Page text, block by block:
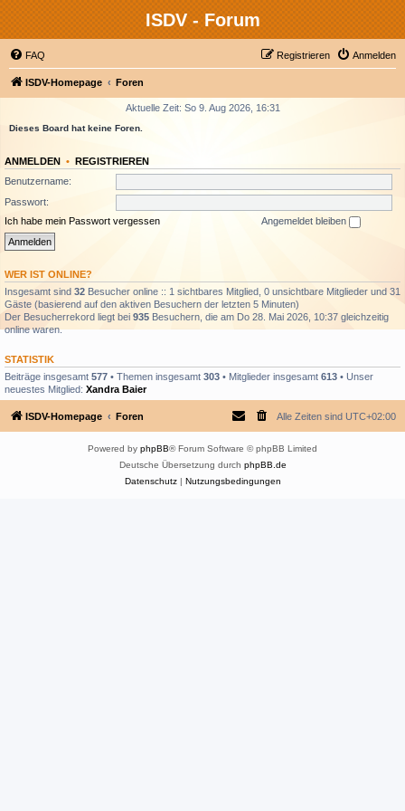
ISDV - Forum
FAQ Anmelden
Registrieren
ISDV-Homepage Foren
Aktuelle Zeit: So 9. Aug 2026, 16:31
Dieses Board hat keine Foren.
ANMELDEN • REGISTRIEREN
Benutzername:
Passwort:
Ich habe mein Passwort vergessen
Angemeldet bleiben
WER IST ONLINE?
Insgesamt sind 32 Besucher online :: 1 sichtbares Mitglied, 0 unsichtbare Mitglieder und 31
Gäste (basierend auf den aktiven Besuchern der letzten 5 Minuten)
Der Besucherrekord liegt bei 935 Besuchern, die am Do 28. Mai 2026, 10:37 gleichzeitig
online waren.
STATISTIK
Beiträge insgesamt 577 • Themen insgesamt 303 • Mitglieder insgesamt 613 • Unser
neuestes Mitglied: Xandra Baier
ISDV-Homepage Foren Alle Zeiten sind UTC+02:00
Powered by phpBB® Forum Software © phpBB Limited
Deutsche Übersetzung durch phpBB.de
Datenschutz| Nutzungsbedingungen